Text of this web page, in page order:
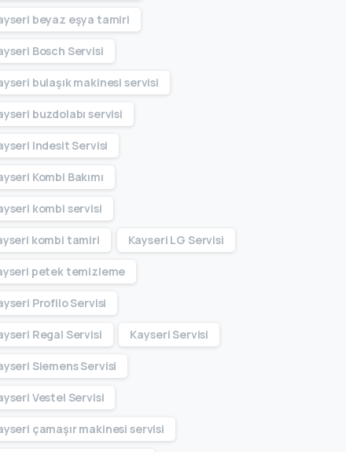
beyaz eşya tamiri
Bosch Servisi
bulaşık makinesi servisi
buzdolabı servisi
Indesit Servisi
Kombi Bakımı
kombi servisi
kombi tamiri Kayseri LG Servisi
petek temizleme
Profilo Servisi
Regal Servisi Kayseri Servisi
Siemens Servisi
Vestel Servisi
çamaşır makinesi servisi